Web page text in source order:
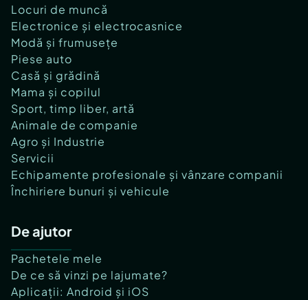
Locuri de muncă
Electronice și electrocasnice
Modă și frumusețe
Piese auto
Casă și grădină
Mama și copilul
Sport, timp liber, artă
Animale de companie
Agro și Industrie
Servicii
Echipamente profesionale și vânzare companii
Închiriere bunuri și vehicule
De ajutor
Pachetele mele
De ce să vinzi pe lajumate?
Aplicații: Android și iOS